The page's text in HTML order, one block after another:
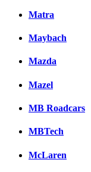
Matra
Maybach
Mazda
Mazel
MB Roadcars
MBTech
McLaren